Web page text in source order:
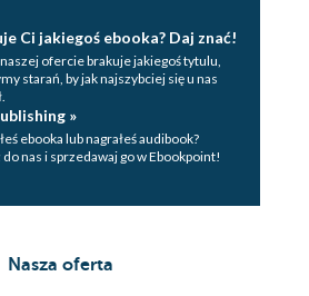
Ci jakiegoś ebooka? Daj znać!
ofercie brakuje jakiegoś tytulu,
starań, by jak najszybciej się u nas
»
ebooka lub nagrałeś audibook?
do nas i sprzedawaj go w Ebookpoint!
Nasza oferta